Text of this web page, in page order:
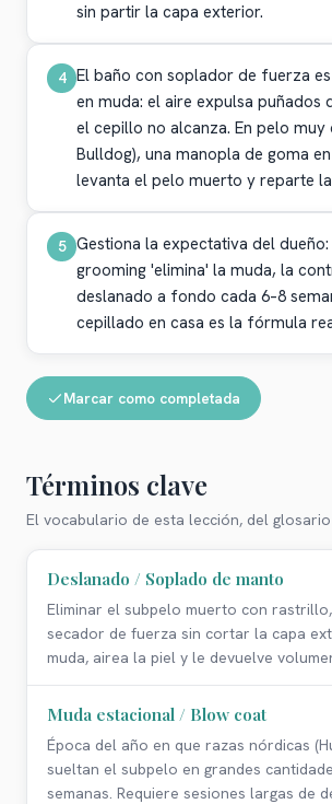
sin partir la capa exterior.
4 El baño con soplador de fuerza
en muda: el aire expulsa puñados
el cepillo no alcanza. En pelo muy
Bulldog), una manopla de goma
levanta el pelo muerto y reparte
5 Gestiona la expectativa del dueño:
grooming 'elimina' la muda, la
deslanado a fondo cada 6–8
cepillado en casa es la fórmula
Marcar como completada
Términos clave
El vocabulario de esta lección, del
Deslanado / Soplado de manto
Eliminar el subpelo muerto con
secador de fuerza sin cortar la capa
muda, airea la piel y le devuelve
Muda estacional / Blow coat
Época del año en que razas nórdicas
sueltan el subpelo en grandes
semanas. Requiere sesiones largas de